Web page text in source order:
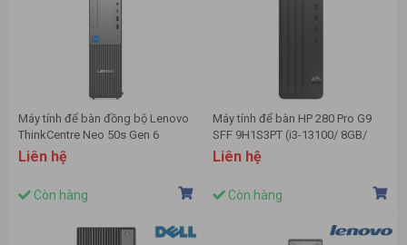
Máy tính để bàn đồng bộ Lenovo
ThinkCentre Neo 50s Gen 6
13DM0047VA (Intel Core Ultra 3
205 | 8GB | 256GB | Intel Graphics
Liên hệ
Còn hàng
Máy tính để bàn HP 280 Pro G9
SFF 9H1S3PT (i3-13100/ 8GB/
256Gb SSD/ Wifi + BT/ Key/
Mouse/ Win11/ 1Y)
Liên hệ
Còn hàng